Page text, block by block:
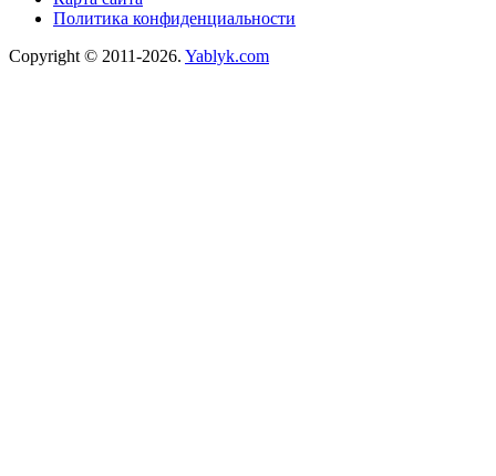
Политика конфиденциальности
Copyright © 2011-2026. Yablyk.сom